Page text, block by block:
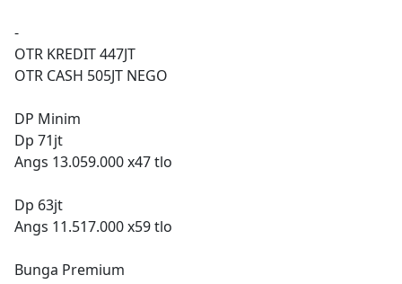
-
OTR KREDIT 447JT
OTR CASH 505JT NEGO
DP Minim
Dp 71jt
Angs 13.059.000 x47 tlo
Dp 63jt
Angs 11.517.000 x59 tlo
Bunga Premium